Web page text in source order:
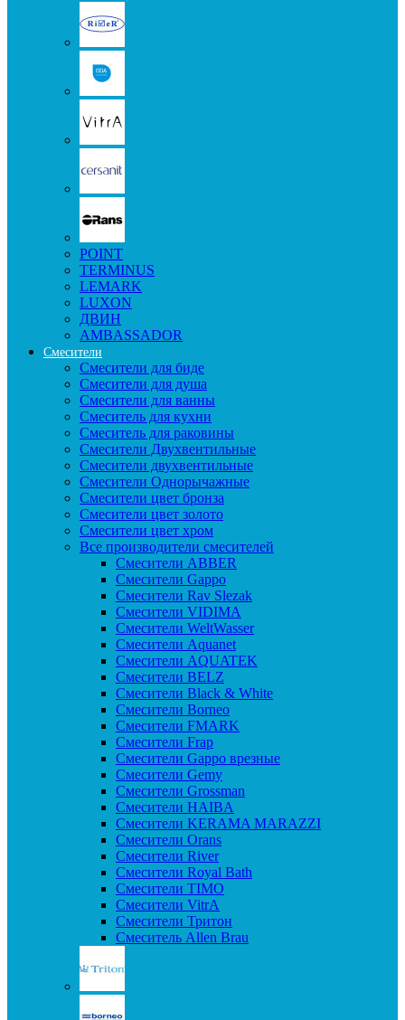
POINT
TERMINUS
LEMARK
LUXON
ДВИН
AMBASSADOR
Смесители
Смесители для биде
Смесители для душа
Смесители для ванны
Смеситель для кухни
Смеситель для раковины
Смесители Двухвентильные
Смесители двухвентильные
Смесители Однорычажные
Смесители цвет бронза
Смесители цвет золото
Смесители цвет хром
Все производители смесителей
Cмесители ABBER
Cмесители Gappo
Cмесители Rav Slezak
Cмесители VIDIMA
Cмесители WeltWasser
Смесители Aquanet
Смесители AQUATEK
Смесители BELZ
Смесители Black & White
Смесители Borneo
Смесители FMARK
Смесители Frap
Смесители Gappo врезные
Смесители Gemy
Смесители Grossman
Смесители HAIBA
Смесители KERAMA MARAZZI
Смесители Orans
Смесители River
Смесители Royal Bath
Смесители TIMO
Смесители VitrA
Смесители Тритон
Смеситель Allen Brau